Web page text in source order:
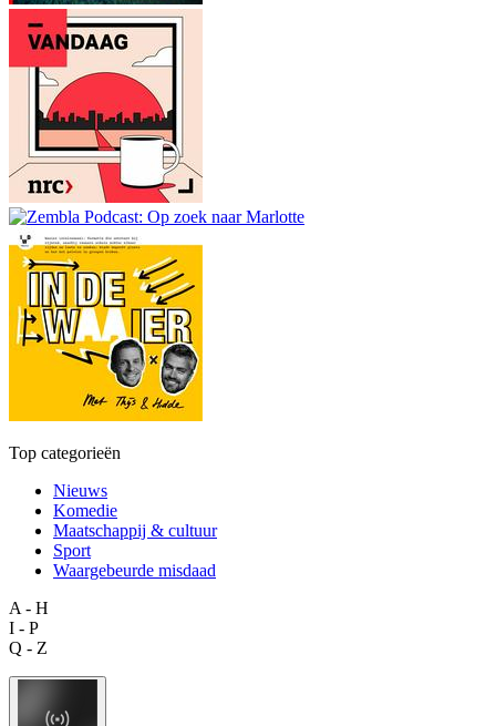
Top categorieën
Nieuws
Komedie
Maatschappij & cultuur
Sport
Waargebeurde misdaad
A - H
I - P
Q - Z